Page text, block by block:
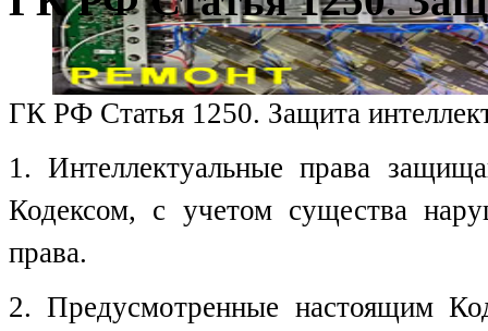
ГК РФ Статья 1250. Защита
1. Интеллектуальные права
Кодексом, с учетом существа
права.
2. Предусмотренные настоящим